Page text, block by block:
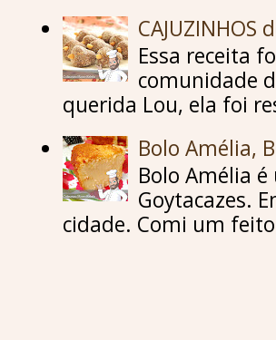
CAJUZINHOS
Essa receita
comunidade
querida Lou, ela foi
Bolo Amélia,
Bolo Amélia
Goytacazes.
cidade. Comi um